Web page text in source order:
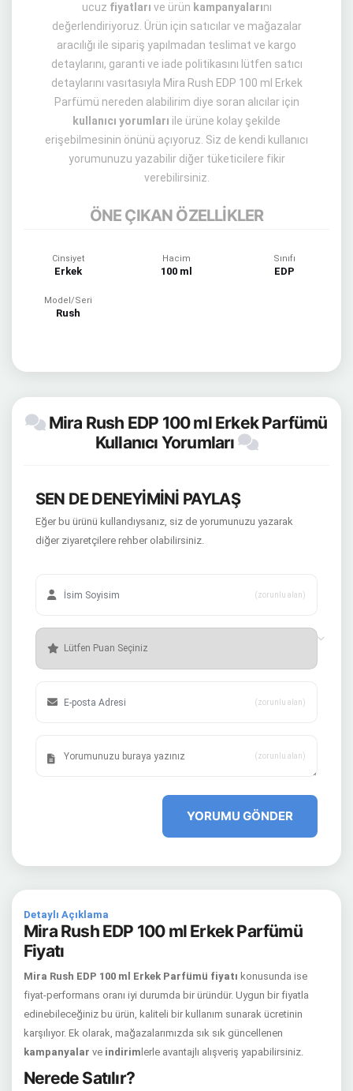
ucuz fiyatları ve ürün kampanyalarını
değerlendiriyoruz. Ürün için satıcılar ve mağazalar
aracılığı ile sipariş yapılmadan teslimat ve kargo
detaylarını, garanti ve iade politikasını lütfen satıcı
detaylarını vasıtasıyla Mira Rush EDP 100 ml Erkek
Parfümü nereden alabilirim diye soran alıcılar için
kullanıcı yorumları ile ürüne kolay şekilde
erişebilmesinin önünü açıyoruz. Siz de kendi kullanıcı
yorumunuzu yazabilir diğer tüketicilere fikir
verebilirsiniz.
ÖNE ÇIKAN ÖZELLİKLER
Cinsiyet
Erkek
Hacim
100 ml
Sınıfı
EDP
Model/Seri
Rush
Mira Rush EDP 100 ml Erkek Parfümü
Kullanıcı Yorumları
SEN DE DENEYİMİNİ PAYLAŞ
Eğer bu ürünü kullandıysanız, siz de yorumunuzu yazarak
diğer ziyaretçilere rehber olabilirsiniz.
(zorunlu alan)
(zorunlu alan)
(zorunlu alan)
YORUMU GÖNDER
Detaylı Açıklama
Mira Rush EDP 100 ml Erkek Parfümü
Fiyatı
Mira Rush EDP 100 ml Erkek Parfümü fiyatı konusunda ise
fiyat-performans oranı iyi durumda bir üründür. Uygun bir fiyatla
edinebileceğiniz bu ürün, kaliteli bir kullanım sunarak ücretinin
karşılıyor. Ek olarak, mağazalarımızda sık sık güncellenen
kampanyalar ve indirim lerle avantajlı alışveriş yapabilirsiniz.
Nerede Satılır?